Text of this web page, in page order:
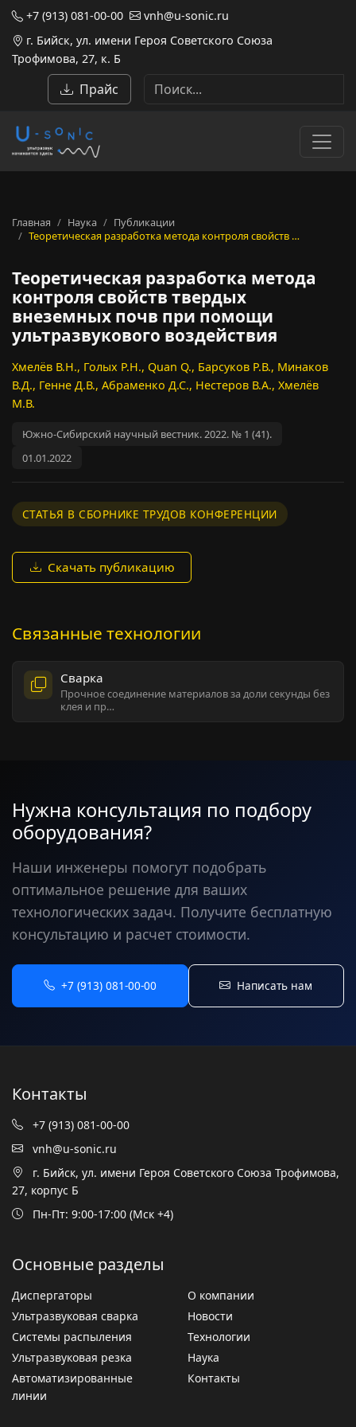
+7 (913) 081-00-00
vnh@u-sonic.ru
г. Бийск, ул. имени Героя Советского Союза
Трофимова, 27, к. Б
Прайс
Главная Наука
Публикации
Теоретическая разработка метода контроля свойств …
Теоретическая разработка метода
контроля свойств твердых
внеземных почв при помощи
ультразвукового воздействия
Хмелёв В.Н., Голых Р.Н., Quan Q., Барсуков Р.В., Минаков
В.Д., Генне Д.В., Абраменко Д.С., Нестеров В.А., Хмелёв
М.В.
Южно-Сибирский научный вестник. 2022. № 1 (41).
01.01.2022
СТАТЬЯ В СБОРНИКЕ ТРУДОВ КОНФЕРЕНЦИИ
Скачать публикацию
Связанные технологии
Сварка
Прочное соединение материалов за доли секунды без
клея и пр…
Нужна консультация по подбору
оборудования?
Наши инженеры помогут подобрать
оптимальное решение для ваших
технологических задач. Получите бесплатную
консультацию и расчет стоимости.
+7 (913) 081-00-00 Написать нам
Контакты
+7 (913) 081-00-00
vnh@u-sonic.ru
г. Бийск, ул. имени Героя Советского Союза Трофимова,
27, корпус Б
Пн-Пт: 9:00-17:00 (Мск +4)
Основные разделы
Диспергаторы
Ультразвуковая сварка
Системы распыления
Ультразвуковая резка
Автоматизированные
линии
О компании
Новости
Технологии
Наука
Контакты